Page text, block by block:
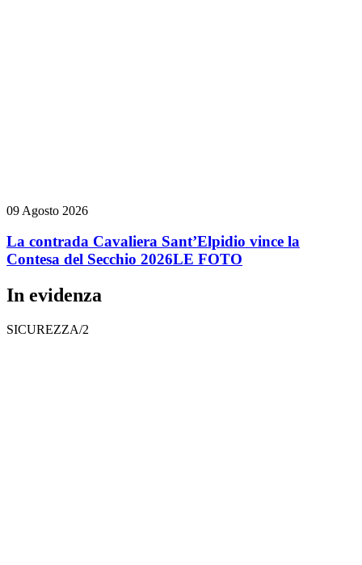
09 Agosto 2026
La contrada Cavaliera Sant’Elpidio vince la
Contesa del Secchio 2026LE FOTO
In evidenza
SICUREZZA/2